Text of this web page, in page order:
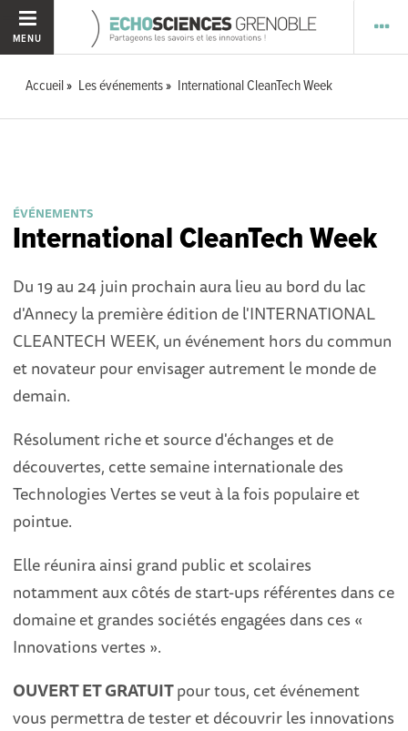
MENU
Accueil Les événements International CleanTech Week
ÉVÉNEMENTS
International CleanTech Week
Du 19 au 24 juin prochain aura lieu au bord du lac
d'Annecy la première édition de l'INTERNATIONAL
CLEANTECH WEEK, un événement hors du commun
et novateur pour envisager autrement le monde de
demain.
Résolument riche et source d'échanges et de
découvertes, cette semaine internationale des
Technologies Vertes se veut à la fois populaire et
pointue.
Elle réunira ainsi grand public et scolaires
notamment aux côtés de start-ups référentes dans ce
domaine et grandes sociétés engagées dans ces «
Innovations vertes ».
OUVERT ET GRATUITpour tous, cet événement
vous permettra de tester et découvrir les innovations